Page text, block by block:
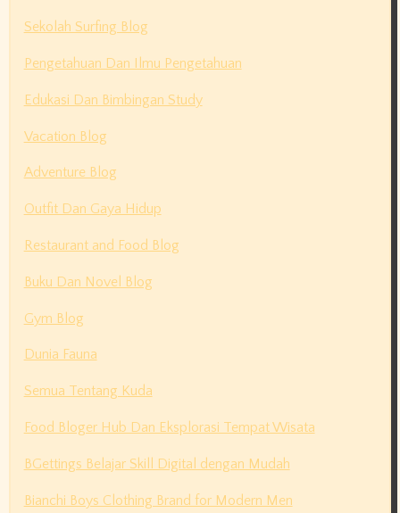
Sekolah Surfing Blog
Pengetahuan Dan Ilmu Pengetahuan
Edukasi Dan Bimbingan Study
Vacation Blog
Adventure Blog
Outfit Dan Gaya Hidup
Restaurant and Food Blog
Buku Dan Novel Blog
Gym Blog
Dunia Fauna
Semua Tentang Kuda
Food Bloger Hub Dan Eksplorasi Tempat Wisata
BGettings Belajar Skill Digital dengan Mudah
Bianchi Boys Clothing Brand for Modern Men